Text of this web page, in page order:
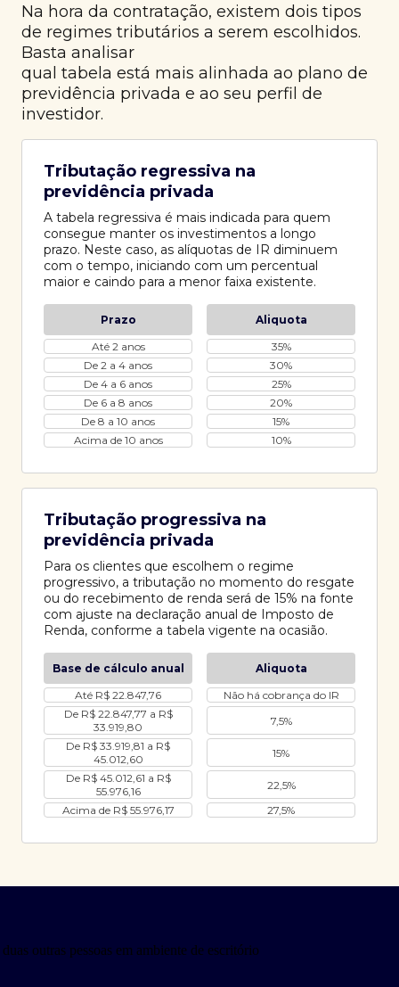
Na hora da contratação, existem dois tipos
de regimes tributários a serem escolhidos.
Basta analisar
qual tabela está mais alinhada ao plano de
previdência privada e ao seu perfil de
investidor.
Tributação regressiva na
previdência privada
A tabela regressiva é mais indicada para quem
consegue manter os investimentos a longo
prazo. Neste caso, as alíquotas de IR diminuem
com o tempo, iniciando com um percentual
maior e caindo para a menor faixa existente.
Prazo
Aliquota
Até 2 anos
35%
De 2 a 4 anos
30%
De 4 a 6 anos
25%
De 6 a 8 anos
20%
De 8 a 10 anos
15%
Acima de 10 anos
10%
Tributação progressiva na
previdência privada
Para os clientes que escolhem o regime
progressivo, a tributação no momento do resgate
ou do recebimento de renda será de 15% na fonte
com ajuste na declaração anual de Imposto de
Renda, conforme a tabela vigente na ocasião.
Base de cálculo anual
Aliquota
Até R$ 22.847,76
Não há cobrança do IR
De R$ 22.847,77 a R$
33.919,80
7,5%
De R$ 33.919,81 a R$
45.012,60
15%
De R$ 45.012,61 a R$
55.976,16
22,5%
Acima de R$ 55.976,17
27,5%